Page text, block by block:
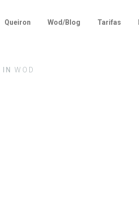
Queiron Wod/Blog Tarifas
IN WOD